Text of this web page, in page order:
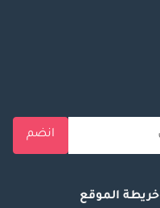
انضم
خريطة الموقع